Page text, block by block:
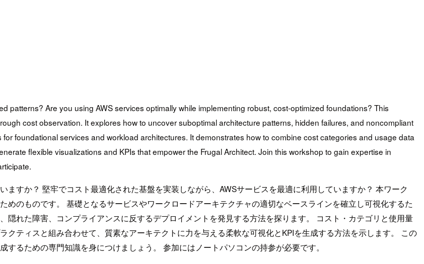
patterns? Are you using AWS services optimally while implementing robust, cost-optimized foundations? This
cost observation. It explores how to uncover suboptimal architecture patterns, hidden failures, and noncompliant
foundational services and workload architectures. It demonstrates how to combine cost categories and usage data
flexible visualizations and KPIs that empower the Frugal Architect. Join this workshop to gain expertise in
すか？ 堅牢でコスト最適化された基盤を実装しながら、AWSサービスを最適に利用していますか？ 本ワーク
めのものです。 基礎となるサービスやワークロードアーキテクチャの適切なベースラインを確立し可視化するた
れた障害、コンプライアンスに反するデプロイメントを発見する方法を探ります。 コスト・カテゴリと使用量
ティスと組み合わせて、質素なアーキテクトに力を与える柔軟な可視化とKPIを生成する方法を示します。 この
るための専門知識を身につけましょう。 参加にはノートパソコンの持参が必要です。